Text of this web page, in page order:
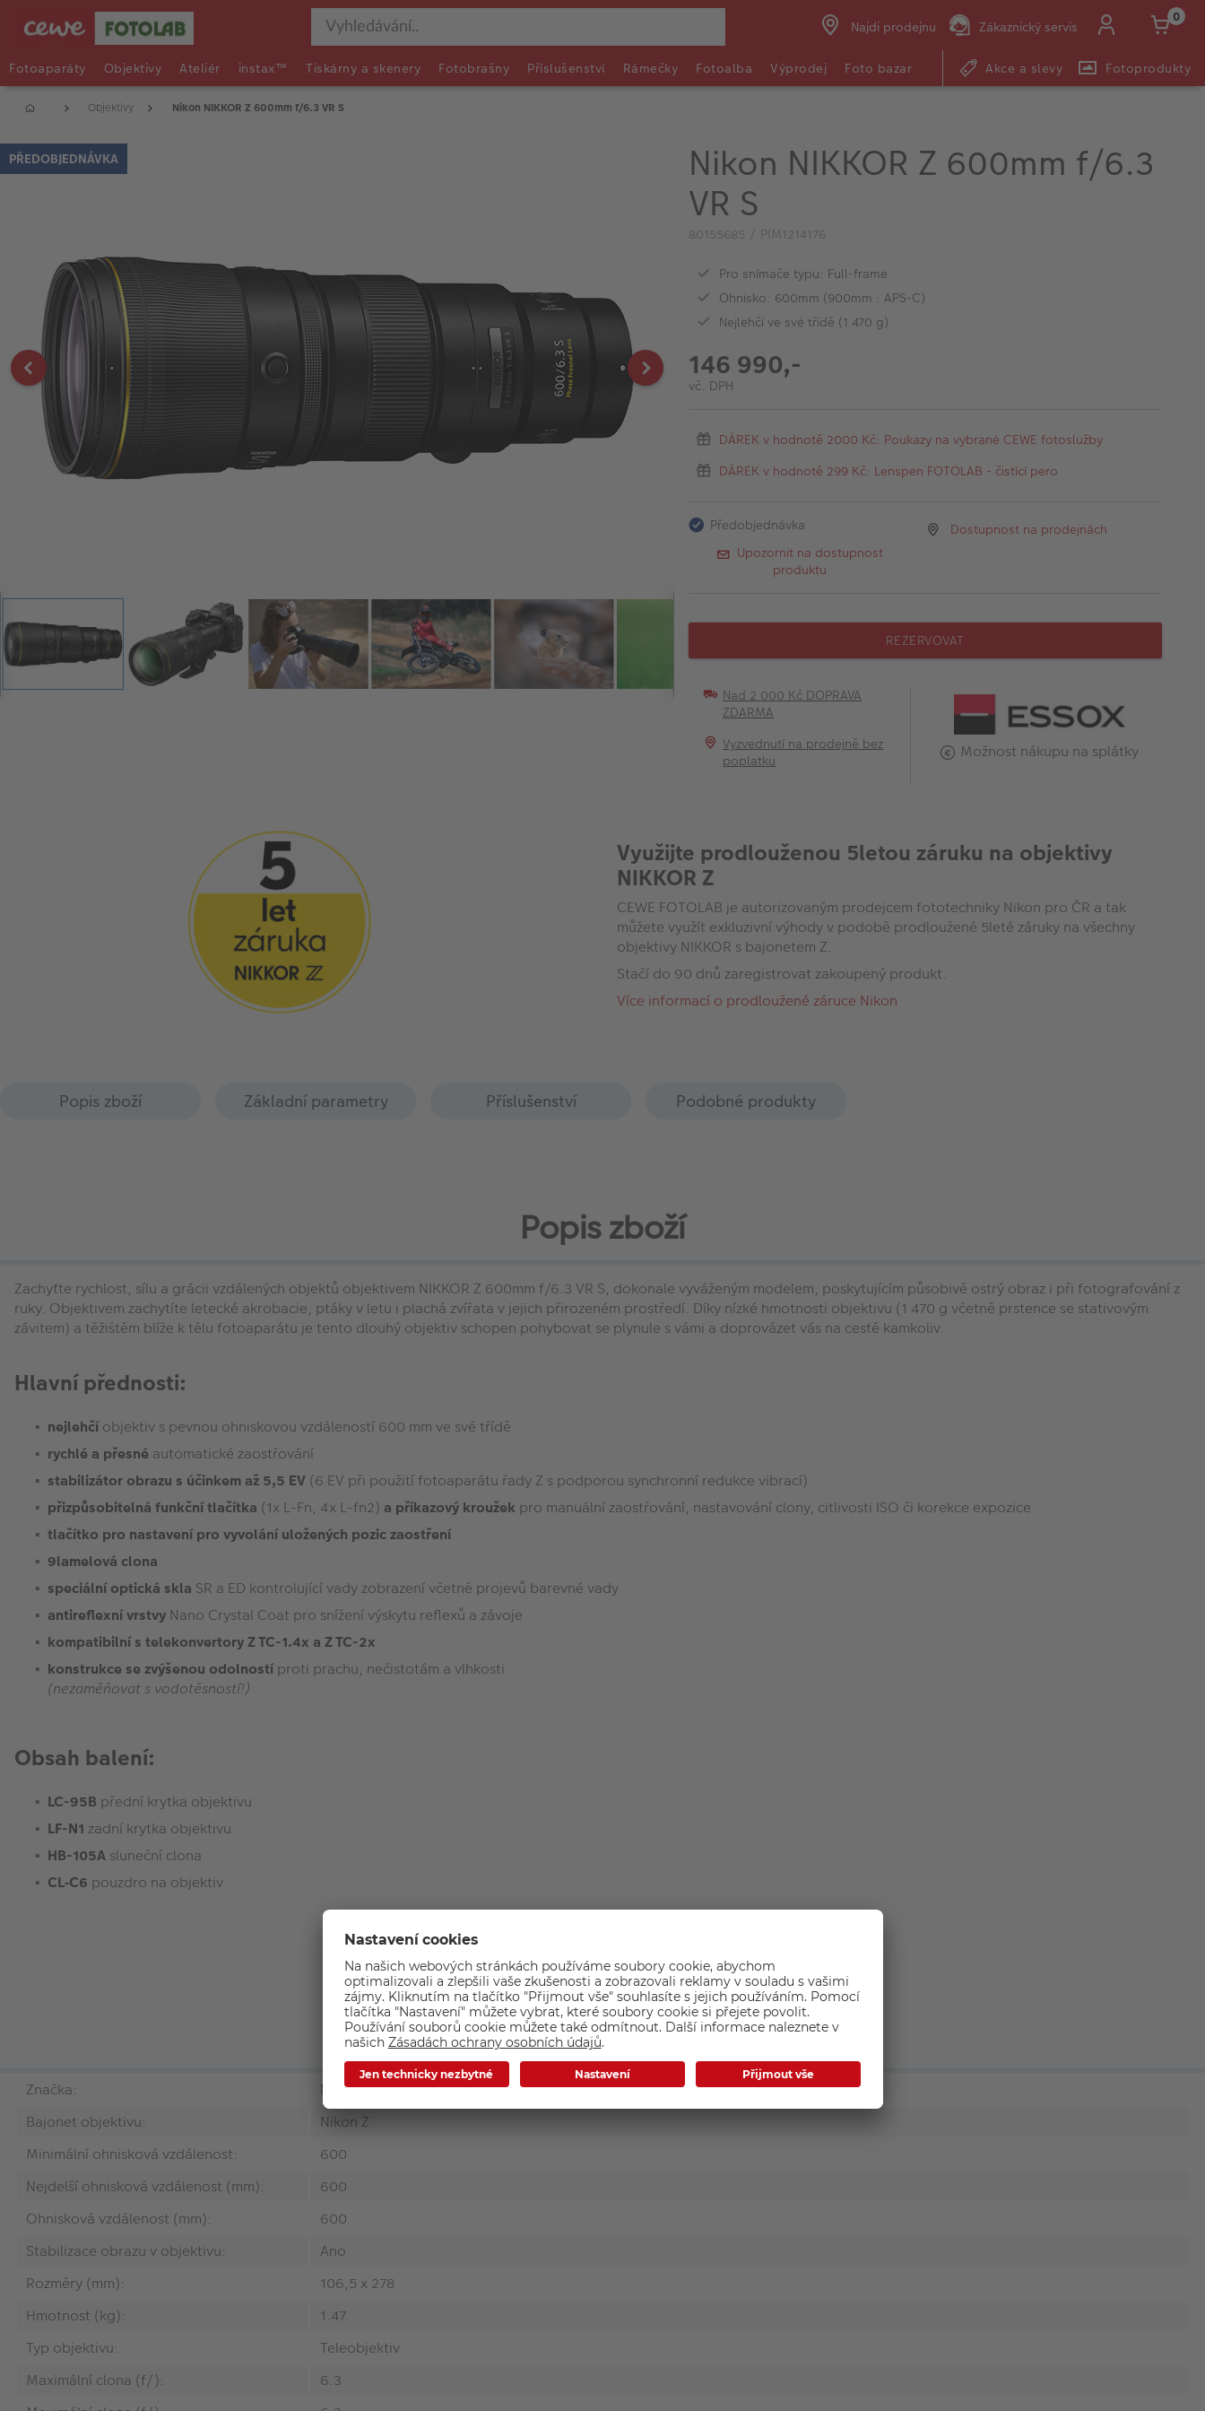
Najdi prodejnu Zákaznický servis
0
Fotoaparáty Objektivy Ateliér instax™ Tiskárny a skenery Fotobrašny Příslušenství Rámečky Fotoalba Výprodej Foto bazar Akce a slevy Fotoprodukty
Objektivy Nikon NIKKOR Z 600mm f/6.3 VR S
PŘEDOBJEDNÁVKA
Nikon NIKKOR Z 600mm f/6.3
VR S
80155685 / PIM1214176
Pro snímače typu: Full-frame
Ohnisko: 600mm (900mm : APS-C)
Nejlehčí ve své třídě (1 470 g)
146 990,-
vč. DPH
DÁREK v hodnotě 2000 Kč: Poukazy na vybrané CEWE fotoslužby
DÁREK v hodnotě 299 Kč: Lenspen FOTOLAB - čistící pero
Předobjednávka
Upozornit na dostupnost
produktu
Dostupnost na prodejnách
REZERVOVAT
Nad 2 000 Kč DOPRAVA
ZDARMA
Vyzvednutí na prodejně bez
poplatku
Možnost nákupu na splátky
Využijte prodlouženou 5letou záruku na objektivy
NIKKOR Z
CEWE FOTOLAB je autorizovaným prodejcem fototechniky Nikon pro ČR a tak
můžete využít exkluzivní výhody v podobě prodloužené 5leté záruky na všechny
objektivy NIKKOR s bajonetem Z.
Stačí do 90 dnů zaregistrovat zakoupený produkt.
Více informací o prodloužené záruce Nikon
Popis zboží Základní parametry Příslušenství Podobné produkty
Popis zboží
Zachyťte rychlost, sílu a grácii vzdálených objektů objektivem NIKKOR Z 600mm f/6.3 VR S, dokonale vyváženým modelem, poskytujícím působivě ostrý obraz i při fotografování z
ruky. Objektivem zachytíte letecké akrobacie, ptáky v letu i plachá zvířata v jejich přirozeném prostředí. Díky nízké hmotnosti objektivu (1 470 g včetně prstence se stativovým
závitem) a těžištěm blíže k tělu fotoaparátu je tento dlouhý objektiv schopen pohybovat se plynule s vámi a doprovázet vás na cestě kamkoliv.
Hlavní přednosti:
nejlehčí objektiv s pevnou ohniskovou vzdáleností 600 mm ve své třídě
rychlé a přesné automatické zaostřování
stabilizátor obrazu s účinkem až 5,5 EV (6 EV při použití fotoaparátu řady Z s podporou synchronní redukce vibrací)
přizpůsobitelná funkční tlačítka (1x L-Fn, 4x L-fn2) a příkazový kroužek pro manuální zaostřování, nastavování clony, citlivosti ISO či korekce expozice
tlačítko pro nastavení pro vyvolání uložených pozic zaostření
9lamelová clona
speciální optická skla SR a ED kontrolující vady zobrazení včetně projevů barevné vady
antireflexní vrstvy Nano Crystal Coat pro snížení výskytu reflexů a závoje
kompatibilní s telekonvertory Z TC-1.4x a Z TC-2x
konstrukce se zvýšenou odolností proti prachu, nečistotám a vlhkosti
(nezaměňovat s vodotěsností!)
Obsah balení:
LC-95B přední krytka objektivu
LF-N1 zadní krytka objektivu
HB-105A sluneční clona
CL‑C6 pouzdro na objektiv
Základní parametry
Značka:
Nikon
Bajonet objektivu:
Nikon Z
Minimální ohnisková vzdálenost:
600
Nejdelší ohnisková vzdálenost (mm):
600
Ohnisková vzdálenost (mm):
600
Stabilizace obrazu v objektivu:
Ano
Rozměry (mm):
106,5 x 278
Hmotnost (kg):
1.47
Typ objektivu:
Teleobjektiv
Maximální clona (f/):
6.3